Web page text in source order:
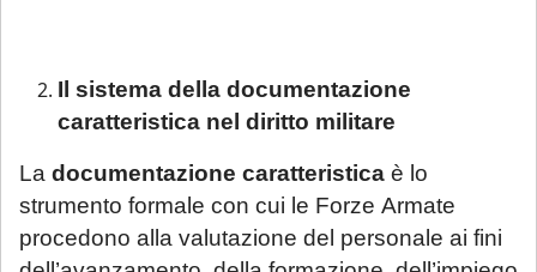
Il sistema della documentazione
caratteristica nel diritto militare
La documentazione caratteristica è lo
strumento formale con cui le Forze Armate
procedono alla valutazione del personale ai fini